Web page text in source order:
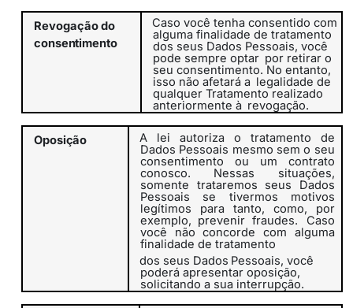
Revogação do
consentimento
Caso você tenha consentido com
alguma finalidade de tratamento
dos seus Dados Pessoais, você
pode sempre optar por retirar o
seu consentimento. No entanto,
isso não afetará a legalidade de
qualquer Tratamento realizado
anteriormente à revogação.
Oposição A lei autoriza o tratamento
de
Dados Pessoais mesmo sem o seu
consentimento ou um contrato
conosco. Nessas situações,
somente trataremos seus Dados
Pessoais se tivermos motivos
legítimos para tanto, como, por
exemplo, prevenir fraudes.
Caso
você não concorde com alguma
finalidade de tratamento
dos seus Dados Pessoais, você
poderá apresentar oposição,
solicitando a sua interrupção.